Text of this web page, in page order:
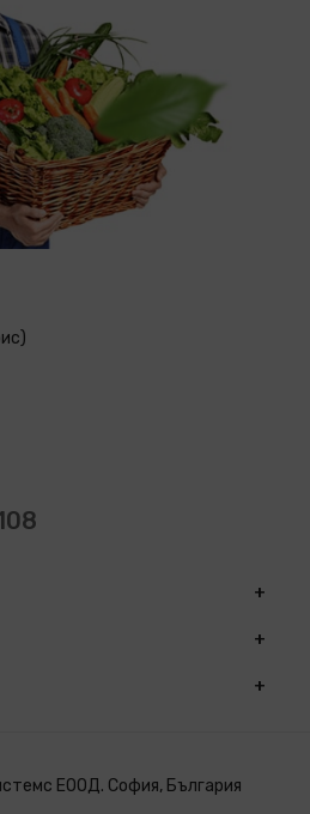
ЕООД. София, България